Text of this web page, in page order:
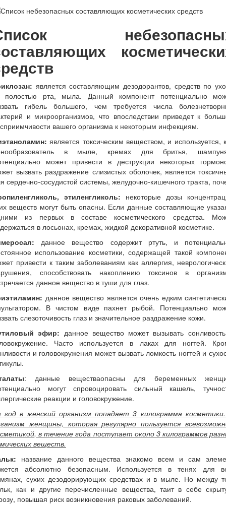
является составляющим дезодорантов, средств по
полостью рта, мыла. Данный компонент потенциально
гибель большего, чем требуется числа
и микроорганизмов, что впоследствии приведет к
вашего организма к некоторым инфекциям.
является токсическим веществом, и используется,
в мыле, кремах для бритья,
может привести в деструкции некоторых
вызвать раздражение слизистых оболочек, является
сердечно-сосудистой системы, желудочно-кишечного тракта,
этиленгликоль: некоторые дозы
веществ могут быть опасны. Если данные составляющие
из первых в составе косметического средства.
в лосьонах, кремах, жидкой декоративной косметике.
данное вещество содержит ртуть, и
использование косметики, содержащей такой
привести к таким заболеваниям как аллергия,
способствовать накоплению токсинов в
данное вещество в туши для глаз.
данное вещество является очень едким
В чистом виде пахнет рыбой. Потенциально
слезоточивость глаз и значительное раздражение кожи.
эфир: данное вещество может вызывать
Часто используется в лаках для ногтей.
и головокружения может вызвать ломкость ногтей и
: данные веществаопасны для беременных
могут спровоцировать сильный кашель,
реакции и головокружение.
год в женский организм попадает 3 килограмма
женщины, которая регулярно пользуется
в течение года поступает около 3 килограммов
веществ.
название данного вещества знакомо всем и сам
абсолютно безопасным. Используется в тенях для
сухих дезодорирующих средствах и в мыле. Но между
как и другие перечисленные вещества, таит в себе
повышая риск возникновения раковых заболеваний.